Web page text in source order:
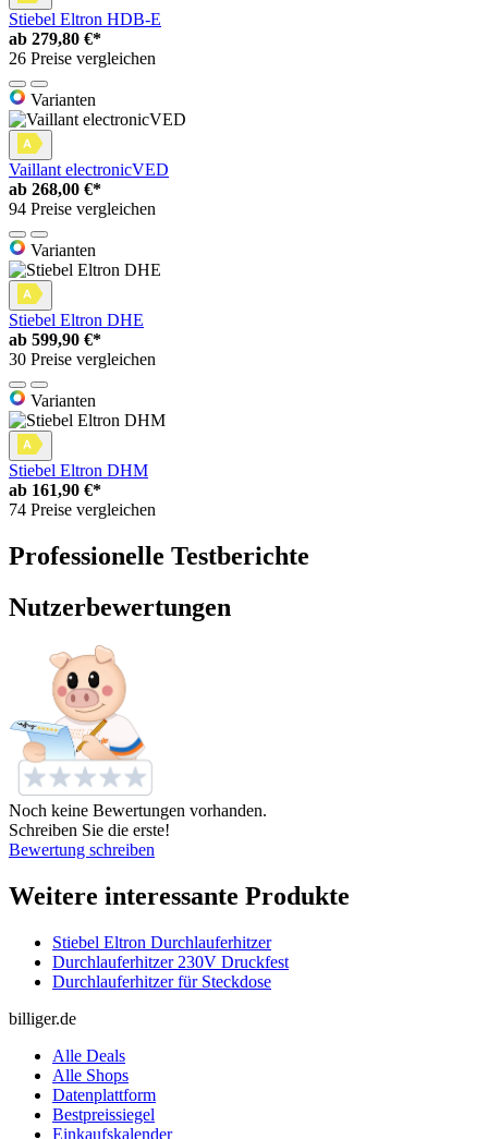
Stiebel Eltron HDB-E
ab 279,80 €*
26 Preise vergleichen
Varianten
Vaillant electronicVED
ab 268,00 €*
94 Preise vergleichen
Varianten
Stiebel Eltron DHE
ab 599,90 €*
30 Preise vergleichen
Varianten
Stiebel Eltron DHM
ab 161,90 €*
74 Preise vergleichen
Professionelle Testberichte
Nutzerbewertungen
Noch keine Bewertungen vorhanden.
Schreiben Sie die erste!
Bewertung schreiben
Weitere interessante Produkte
Stiebel Eltron Durchlauferhitzer
Durchlauferhitzer 230V Druckfest
Durchlauferhitzer für Steckdose
billiger.de
Alle Deals
Alle Shops
Datenplattform
Bestpreissiegel
Einkaufskalender